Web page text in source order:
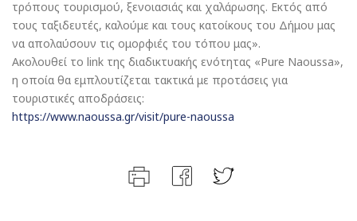
τρόπους τουρισμού, ξενοιασιάς και χαλάρωσης. Εκτός από
τους ταξιδευτές, καλούμε και τους κατοίκους του Δήμου μας
να απολαύσουν τις ομορφιές του τόπου μας».
Ακολουθεί το link της διαδικτυακής ενότητας «Pure Naoussa»,
η οποία θα εμπλουτίζεται τακτικά με προτάσεις για
τουριστικές αποδράσεις:
https://www.naoussa.gr/visit/pure-naoussa